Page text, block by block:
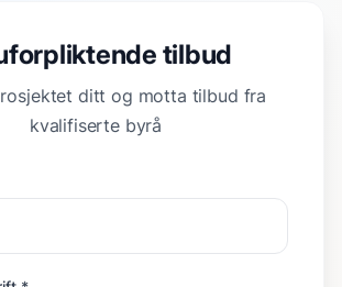
tilbud
ditt og motta tilbud fra
kvalifiserte byrå